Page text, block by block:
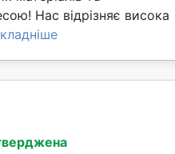
Нас відрізняє висока